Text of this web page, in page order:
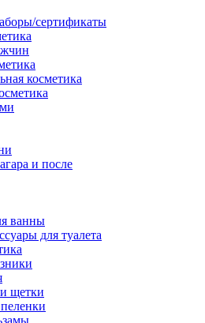
сертификаты
косметика
и после
ванны
для туалета
щетки